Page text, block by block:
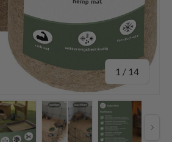
1 / von
14